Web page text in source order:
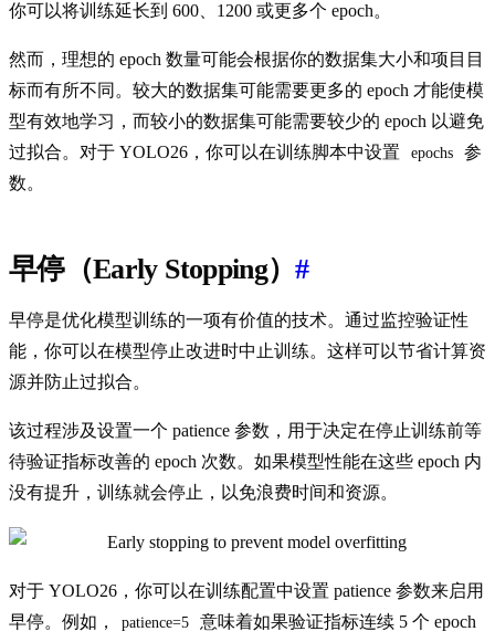
你可以将训练延长到 600、1200 或更多个 epoch。
然而，理想的 epoch 数量可能会根据你的数据集大小和项目目
标而有所不同。较大的数据集可能需要更多的 epoch 才能使模
型有效地学习，而较小的数据集可能需要较少的 epoch 以避免
过拟合。对于 YOLO26，你可以在训练脚本中设置
epochs
参
数。
早停（Early Stopping）#
早停是优化模型训练的一项有价值的技术。通过监控验证性
能，你可以在模型停止改进时中止训练。这样可以节省计算资
源并防止过拟合。
该过程涉及设置一个 patience 参数，用于决定在停止训练前等
待验证指标改善的 epoch 次数。如果模型性能在这些 epoch 内
没有提升，训练就会停止，以免浪费时间和资源。
对于 YOLO26，你可以在训练配置中设置 patience 参数来启用
早停。例如，
patience=5 意味着如果验证指标连续 5 个 epoch